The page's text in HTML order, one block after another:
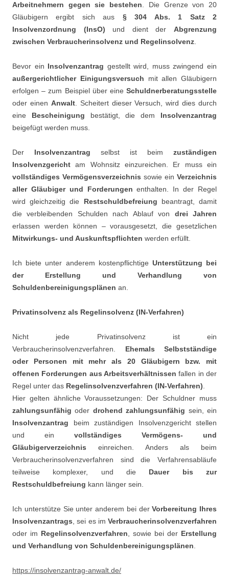
Arbeitnehmern gegen sie bestehen . Die Grenze von 20
Gläubigern ergibt sich aus § 304 Abs. 1 Satz 2
Insolvenzordnung (InsO) und dient derAbgrenzung
zwischen Verbraucherinsolvenz und Regelinsolvenz
Bevor ein Insolvenzantrag gestellt wird, muss zwingend ein
außergerichtlicher Einigungsversuch mit allen Gläubigern
erfolgen – zum Beispiel über eine Schuldnerberatungsstelle
oder einen Anwalt. Scheitert dieser Versuch, wird dies durch
eine Bescheinigung bestätigt, die dem Insolvenzantrag
beigefügt werden muss.
Der Insolvenzantrag selbst ist beim zuständigen
Insolvenzgericht am Wohnsitz einzureichen. Er muss ein
vollständiges Vermögensverzeichnis sowie ein Verzeichnis
aller Gläubiger und Forderungen enthalten. In der Regel
wird gleichzeitig die Restschuldbefreiung beantragt, damit
die verbleibenden Schulden nach Ablauf von drei Jahren
erlassen werden können – vorausgesetzt, die gesetzlichen
Mitwirkungs- und Auskunftspflichten werden erfüllt.
Ich biete unter anderem kostenpflichtige Unterstützung bei
der Erstellung und Verhandlung von
Schuldenbereinigungsplänen an.
Privatinsolvenz als Regelinsolvenz (IN-Verfahren)
Nicht jede Privatinsolvenz ist ein
Verbraucherinsolvenzverfahren. Ehemals Selbstständige
oder Personen mit mehr als 20 Gläubigern bzw. mit
offenen Forderungen aus Arbeitsverhältnissen fallen in der
Regel unter das Regelinsolvenzverfahren (IN-Verfahren)
Hier gelten ähnliche Voraussetzungen: Der Schuldner muss
zahlungsunfähig oder drohend zahlungsunfähig sein, ein
Insolvenzantrag beim zuständigen Insolvenzgericht stellen
und ein vollständiges Vermögens- und
Gläubigerverzeichnis einreichen. Anders als beim
Verbraucherinsolvenzverfahren sind die Verfahrensabläufe
teilweise komplexer, und die Dauer bis zur
Restschuldbefreiung kann länger sein.
Ich unterstütze Sie unter anderem bei derVorbereitung Ihres
Insolvenzantrags , sei es im Verbraucherinsolvenzverfahren
oder im Regelinsolvenzverfahren , sowie bei der Erstellung
und Verhandlung von Schuldenbereinigungsplänen
https://insolvenzantrag-anwalt.de/